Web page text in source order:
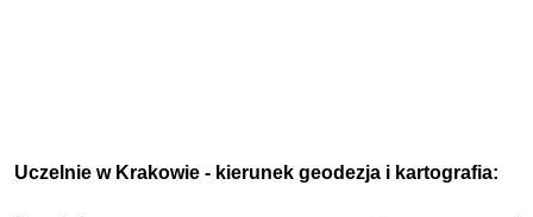
Uczelnie w Krakowie - kierunek geodezja i kartografia: